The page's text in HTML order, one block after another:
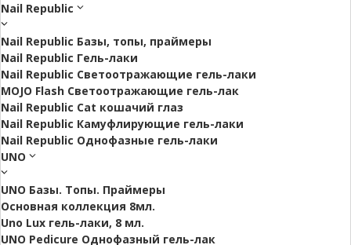
Nail Republic
Nail Republic Базы, топы, праймеры
Nail Republic Гель-лаки
Nail Republic Светоотражающие гель-лаки
MOJO Flash Светоотражающие гель-лак
Nail Republic Cat кошачий глаз
Nail Republic Камуфлирующие гель-лаки
Nail Republic Однофазные гель-лаки
UNO
UNO Базы. Топы. Праймеры
Основная коллекция 8мл.
Uno Lux гель-лаки, 8 мл.
UNO Pedicure Однофазный гель-лак